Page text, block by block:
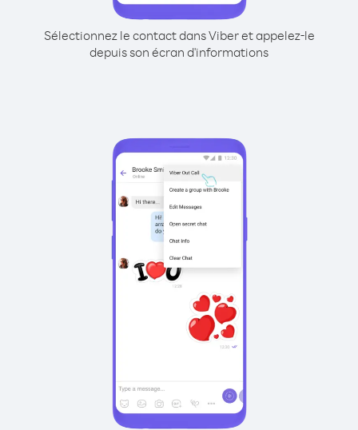
Sélectionnez le contact dans Viber et appelez-le
depuis son écran d'informations